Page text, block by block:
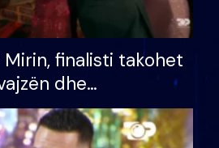
finalisti takohet
dhe
S’kemi ndonjë letër